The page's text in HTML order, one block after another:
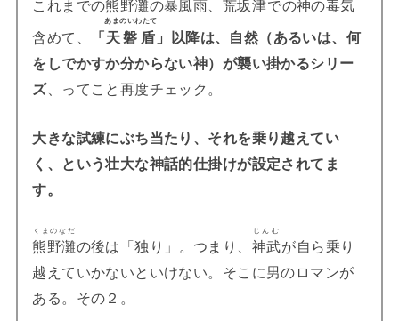
含めて、
「天磐盾
あまのいわたて
」以降は、自然（あるいは、何
をしでかすか分からない神）が襲い掛かるシリー
ズ、ってこと再度チェック。
大きな試練にぶち当たり、それを乗り越えてい
く、という壮大な神話的仕掛けが設定されてま
す。
熊野灘
くまのなだ
の後は「独り」。つまり、 神武
じんむ
が自ら乗り
越えていかないといけない。そこに男のロマンが
ある。その２。